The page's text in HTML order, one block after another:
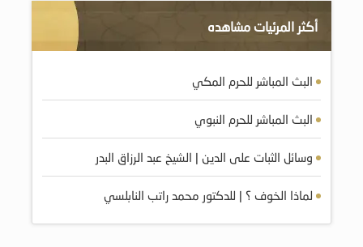
أكثر المرئيات مشاهده
البث المباشر للحرم المكي
البث المباشر للحرم النبوي
وسائل الثبات على الدين | الشيخ عبد الرزاق البدر
لماذا الخوف ؟ | للدكتور محمد راتب النابلسي